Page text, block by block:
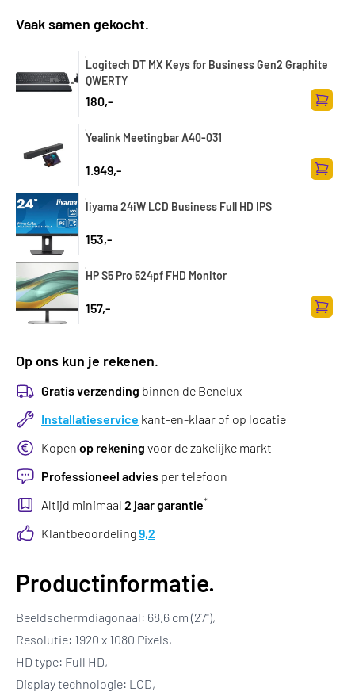
Vaak samen gekocht.
Logitech DT MX Keys for Business Gen2 Graphite
QWERTY
180,-
Zum
Yealink Meetingbar A40-031
1.949,-
Zum
Iiyama 24iW LCD Business Full HD IPS
153,-
HP S5 Pro 524pf FHD Monitor
157,-
Zum
Op ons kun je rekenen.
Gratis verzending binnen de Benelux
Installatieservice kant-en-klaar of op locatie
Kopen op rekening voor de zakelijke markt
Professioneel advies per telefoon
Altijd minimaal 2 jaar garantie*
Klantbeoordeling9,2
Productinformatie.
Beeldschermdiagonaal: 68,6 cm (27"),
Resolutie: 1920 x 1080 Pixels,
HD type: Full HD,
Display technologie: LCD,